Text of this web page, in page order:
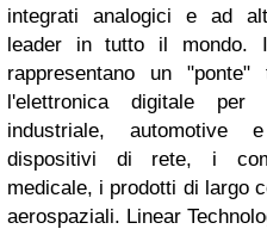
integrati analogici e ad
leader in tutto il mondo.
rappresentano un
l'elettronica digitale
industriale, automotive
dispositivi di rete, i
medicale, i prodotti di largo
aerospaziali. Linear